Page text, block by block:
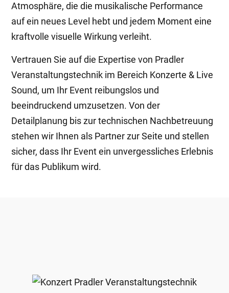
Atmosphäre, die die musikalische Performance
auf ein neues Level hebt und jedem Moment eine
kraftvolle visuelle Wirkung verleiht.
Vertrauen Sie auf die Expertise von Pradler
Veranstaltungstechnik im Bereich Konzerte & Live
Sound, um Ihr Event reibungslos und
beeindruckend umzusetzen. Von der
Detailplanung bis zur technischen Nachbetreuung
stehen wir Ihnen als Partner zur Seite und stellen
sicher, dass Ihr Event ein unvergessliches Erlebnis
für das Publikum wird.